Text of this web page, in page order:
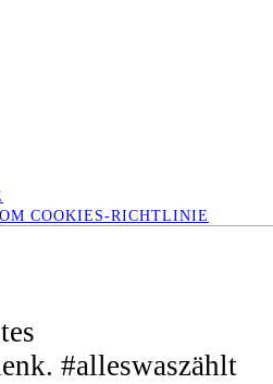
COOKIES-RICHTLINIE
#alleswaszählt